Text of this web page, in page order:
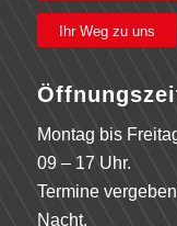
Ihr Weg zu uns
Montag bis
09 – 17 Uhr.
Termine
Nacht.